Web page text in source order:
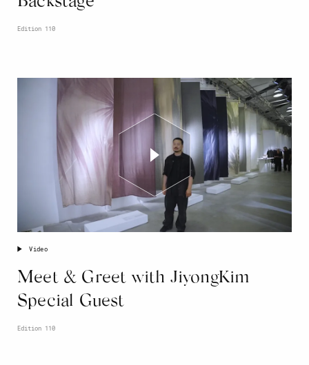
Edition 110
Meet & Greet with JiyongKim
Special Guest
Video
Edition 110